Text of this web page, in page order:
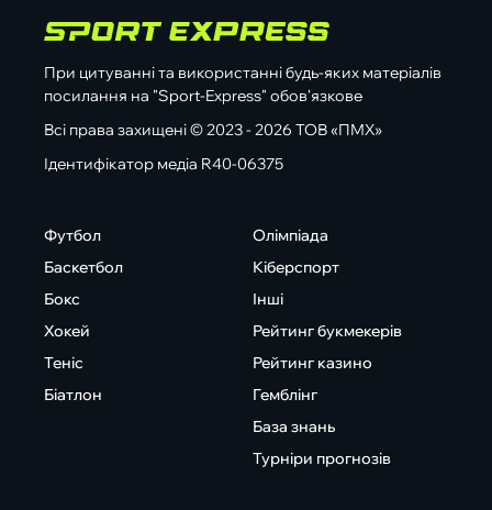
При цитуванні та використанні будь-яких матеріалів
посилання на "Sport-Express" обов'язкове
Всі права захищені © 2023 - 2026 ТОВ «ПМХ»
Ідентифікатор медіа R40-06375
Футбол
Баскетбол
Бокс
Хокей
Теніс
Біатлон
Олімпіада
Кіберспорт
Інші
Рейтинг букмекерів
Рейтинг казино
Гемблінг
База знань
Турніри прогнозів